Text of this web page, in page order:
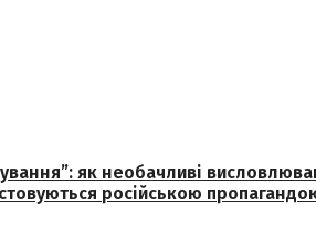
як необачливі
російською